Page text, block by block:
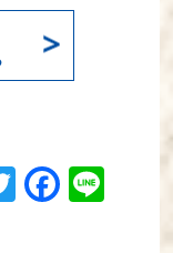
Twitter